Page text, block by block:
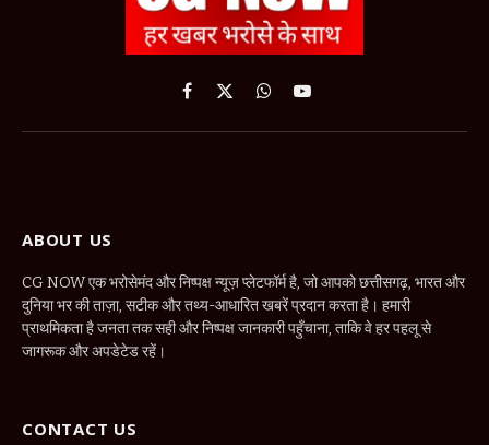
Facebook
X
WhatsApp
YouTube
ABOUT US
CG NOW एक भरोसेमंद और निष्पक्ष न्यूज़ प्लेटफॉर्म है, जो आपको छत्तीसगढ़, भारत और
दुनिया भर की ताज़ा, सटीक और तथ्य-आधारित खबरें प्रदान करता है। हमारी
प्राथमिकता है जनता तक सही और निष्पक्ष जानकारी पहुँचाना, ताकि वे हर पहलू से
जागरूक और अपडेटेड रहें।
CONTACT US